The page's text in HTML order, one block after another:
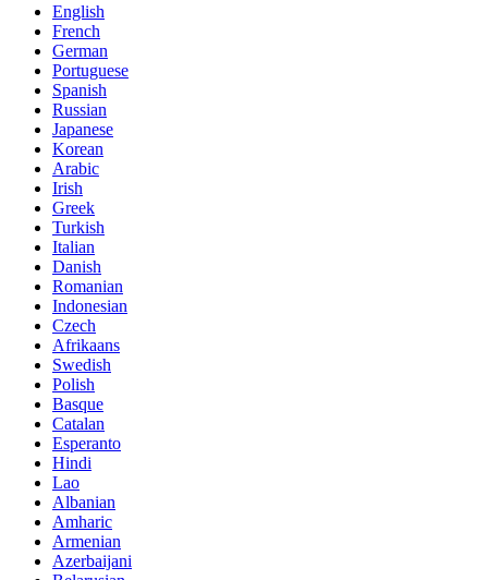
English
French
German
Portuguese
Spanish
Russian
Japanese
Korean
Arabic
Irish
Greek
Turkish
Italian
Danish
Romanian
Indonesian
Czech
Afrikaans
Swedish
Polish
Basque
Catalan
Esperanto
Hindi
Lao
Albanian
Amharic
Armenian
Azerbaijani